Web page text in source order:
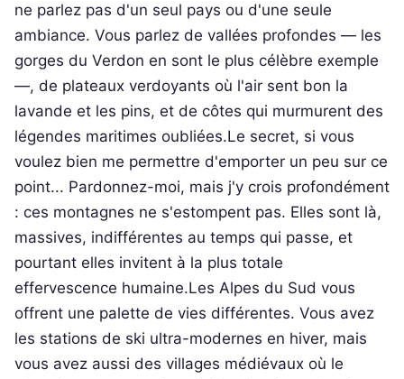
ne parlez pas d'un seul pays ou d'une seule
ambiance. Vous parlez de vallées profondes — les
gorges du Verdon en sont le plus célèbre exemple
—, de plateaux verdoyants où l'air sent bon la
lavande et les pins, et de côtes qui murmurent des
légendes maritimes oubliées.Le secret, si vous
voulez bien me permettre d'emporter un peu sur ce
point... Pardonnez-moi, mais j'y crois profondément
: ces montagnes ne s'estompent pas. Elles sont là,
massives, indifférentes au temps qui passe, et
pourtant elles invitent à la plus totale
effervescence humaine.Les Alpes du Sud vous
offrent une palette de vies différentes. Vous avez
les stations de ski ultra-modernes en hiver, mais
vous avez aussi des villages médiévaux où le